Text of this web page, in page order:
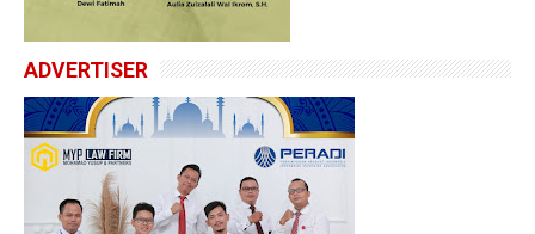
ADVERTISER